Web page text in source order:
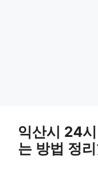
익산시 24
는 방법 정